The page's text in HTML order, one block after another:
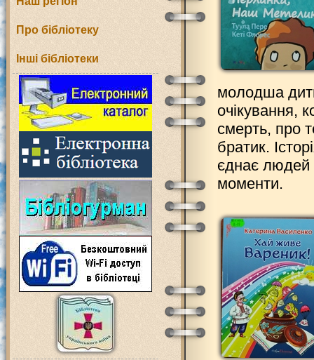
Про бібліотеку
Інші бібліотеки
молодша
очікування,
смерть, про
братик.
єднає людей
моменти.